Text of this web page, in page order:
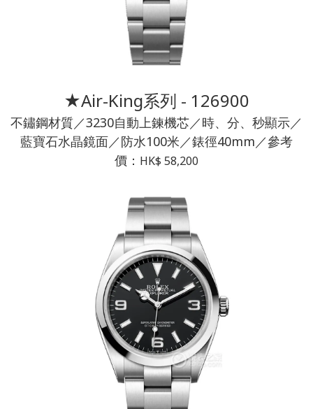
★Air-King系列 - 126900
不鏽鋼材質／3230自動上鍊機芯／時、分、秒顯示／
藍寶石水晶鏡面／防水100米／錶徑40mm／參考
價： HK$ 58,200